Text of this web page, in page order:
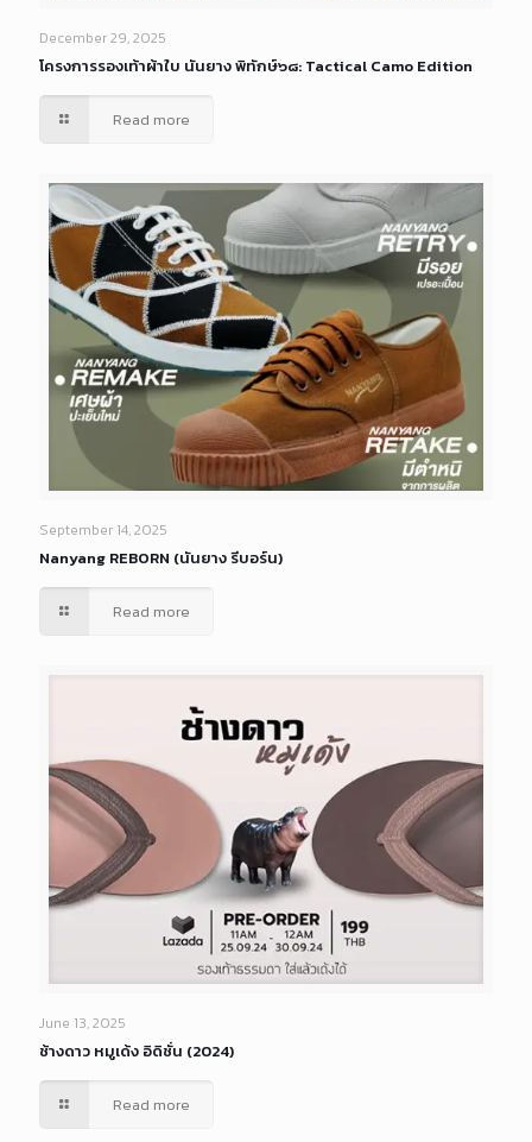
December 29, 2025
โครงการรองเท้าผ้าใบ นันยาง พิทักษ์๖๘: Tactical Camo Edition
Read more
September 14, 2025
Nanyang REBORN (นันยาง รีบอร์น)
Read more
June 13, 2025
ช้างดาว หมูเด้ง อิดิชั่น (2024)
Read more